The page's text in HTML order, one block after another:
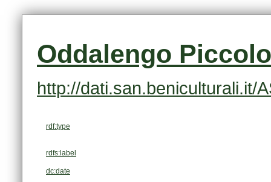
Oddalengo
http://dati.san.beniculturali.it/
rdf:type
rdfs:label
dc:date